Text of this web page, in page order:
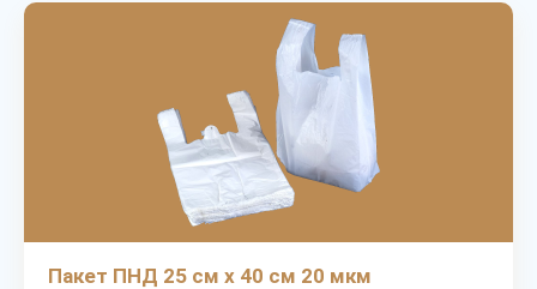
Пакет ПНД 25 см х 40 см 20 мкм